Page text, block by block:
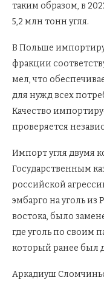
таким образом, в
5,2 млн тонн угля.
В Польше
фракции
мел, что
для нужд всех
Качество
проверяется
Импорт угля двумя
Государственным
российской
эмбарго на уголь
востока, было
где уголь по своим
который ранее был
Аркадиуш